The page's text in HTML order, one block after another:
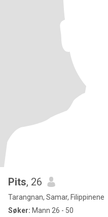
Pits, 26
Tarangnan, Samar, Filippinene
Søker: Mann 26 - 50